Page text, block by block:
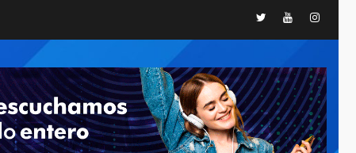
TwitterYoutube
6
REGIONALES
ÚLTIMA HORA
Guardia Nacional
Bolivariana celebró
su 89° aniversario en
Nueva Esparta